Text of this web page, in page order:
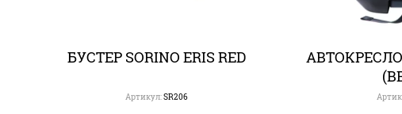
БУСТЕР SORINO ERIS RED
Артикул:SR206
АВТОКРЕСЛО